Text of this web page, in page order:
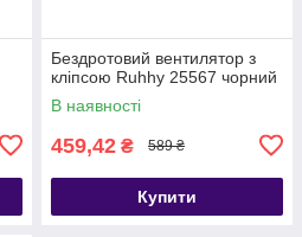
Бездротовий вентилятор з
кліпсою Ruhhy 25567 чорний
В наявності
459,42 ₴ 589 ₴
Купити